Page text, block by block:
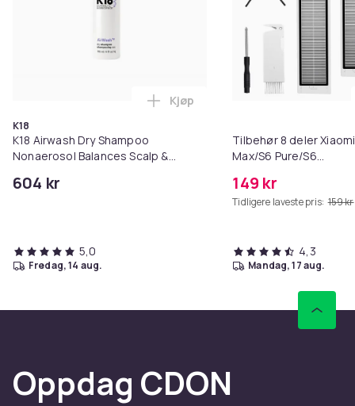
K18
K18 Airwash Dry Shampoo
Nonaerosol Balances Scalp &
604 kr
Legg K18 Airwash Dry
Kjøp
5,0
fredag, 14 aug.
Tilbehør 8 deler
Max/S6 Pure/S6
149 kr
Tidligere laveste pris: 159 kr
4,3
mandag, 17 aug.
Oppdag CDON